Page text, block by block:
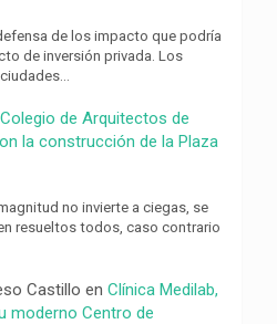
de los impacto que podría
de inversión privada. Los
Colegio de Arquitectos de
la construcción de la Plaza
no invierte a ciegas, se
resueltos todos, caso contrario
Castillo enClínica Medilab,
moderno Centro de